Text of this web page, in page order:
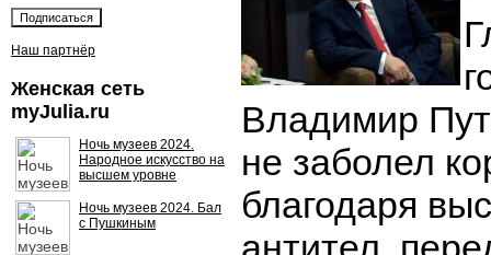
Наш партнёр
Женская сеть
myJulia.ru
Ночь музеев 2024.
Народное искусство на
высшем уровне
Ночь музеев 2024. Бал
с Пушкиным
Владимир
не заболел
благодаря